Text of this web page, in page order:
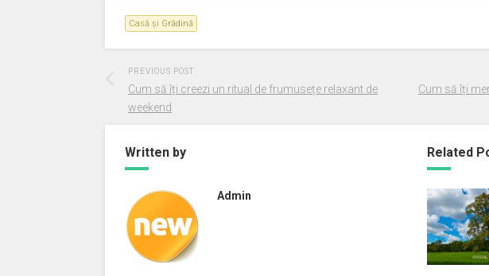
Casă și Grădină
PREVIOUS POST
Cum să îți creezi un ritual de frumusețe relaxant de
weekend
Cum să îți
Written by
Admin
Related